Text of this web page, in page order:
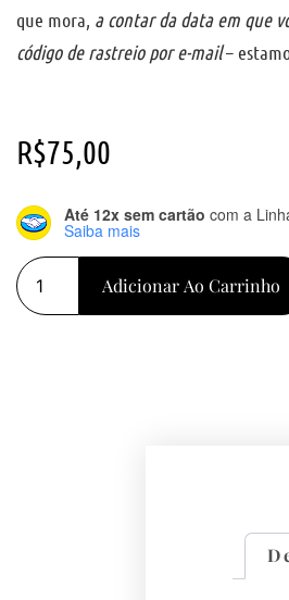
que mora, a contar da data em que
código de rastreio por e-mail–
R$75,00
Até 12x sem cartão com a
Saiba mais
Adicionar Ao Carrinho